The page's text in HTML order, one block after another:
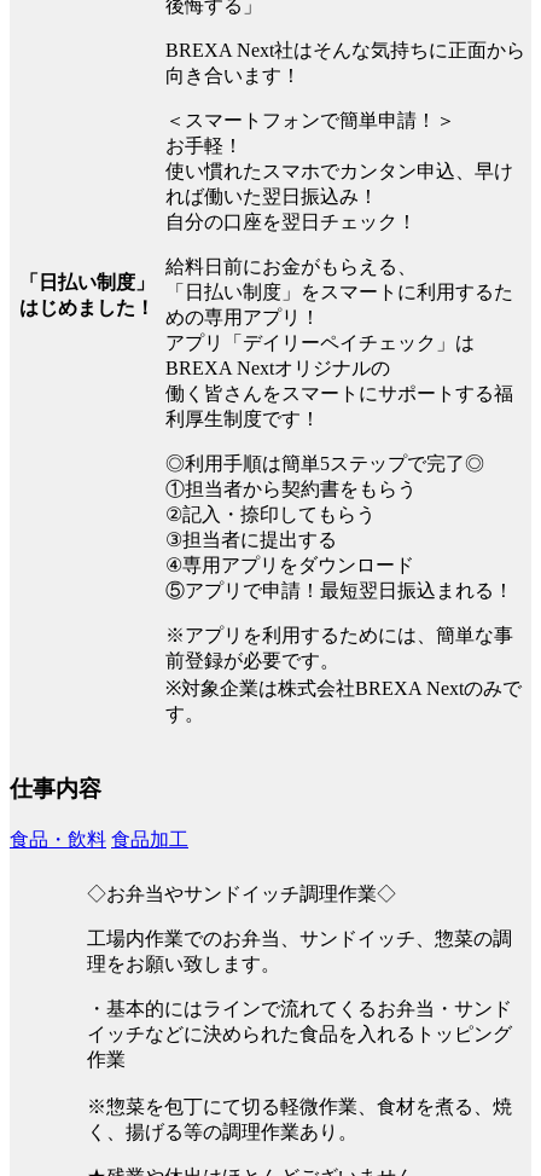
「日払い制度」
はじめました！
後悔する」
BREXA Next社はそんな気持ちに正面から
向き合います！
＜スマートフォンで簡単申請！＞
お手軽！
使い慣れたスマホでカンタン申込、早け
れば働いた翌日振込み！
自分の口座を翌日チェック！
給料日前にお金がもらえる、
「日払い制度」をスマートに利用するた
めの専用アプリ！
アプリ「デイリーペイチェック」は
BREXA Nextオリジナルの
働く皆さんをスマートにサポートする福
利厚生制度です！
◎利用手順は簡単5ステップで完了◎
①担当者から契約書をもらう
②記入・捺印してもらう
③担当者に提出する
④専用アプリをダウンロード
⑤アプリで申請！最短翌日振込まれる！
※アプリを利用するためには、簡単な事
前登録が必要です。
※対象企業は株式会社BREXA Nextのみで
す。
仕事内容
食品・飲料 食品加工
◇お弁当やサンドイッチ調理作業◇
工場内作業でのお弁当、サンドイッチ、惣菜の調
理をお願い致します。
・基本的にはラインで流れてくるお弁当・サンド
イッチなどに決められた食品を入れるトッピング
作業
※惣菜を包丁にて切る軽微作業、食材を煮る、焼
く、揚げる等の調理作業あり。